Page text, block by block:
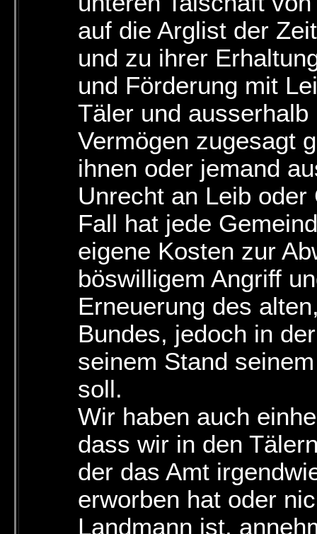
auf die Arglist der
und zu ihrer
und Förderung mit
Täler und
Vermögen zugesagt
ihnen oder jemand
Unrecht an Leib
Fall hat jede
eigene Kosten zur
böswilligem Angriff
Erneuerung des
Bundes, jedoch in
seinem Stand
soll.
Wir haben auch
dass wir in den
der das Amt
erworben hat oder
Landmann ist,